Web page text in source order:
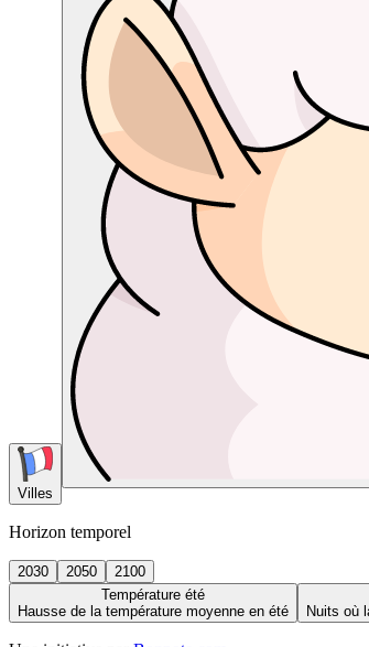
Villes
Horizon temporel
2030 2050
2100
Température été
Hausse de la température moyenne en été
Nuits où